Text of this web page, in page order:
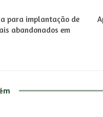
para implantação de
abandonados em